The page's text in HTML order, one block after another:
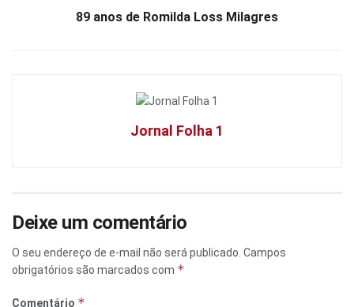
89 anos de Romilda Loss Milagres
Jornal Folha 1
Deixe um comentário
O seu endereço de e-mail não será publicado. Campos
obrigatórios são marcados com *
Comentário *